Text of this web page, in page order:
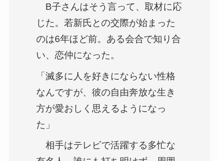
B子さんはそう言って、取材に応
じた。若新氏との交際が始まった
のは6年ほど前。ある会合で知り合
い、恋仲になった。
「滅多に人を好きにならない性格
なんですが、彼の自由奔放な生き
方が愛おしく思えるようになっ
た」
相手はテレビで活躍する多忙な